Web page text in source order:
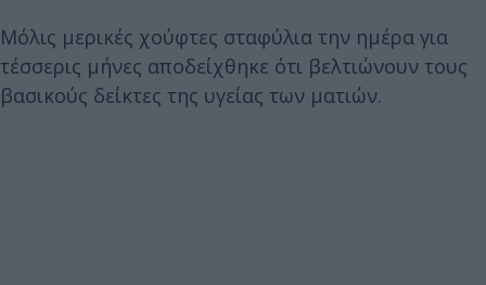
Μόλις μερικές χούφτες σταφύλια την ημέρα για
τέσσερις μήνες αποδείχθηκε ότι βελτιώνουν τους
βασικούς δείκτες της υγείας των ματιών.